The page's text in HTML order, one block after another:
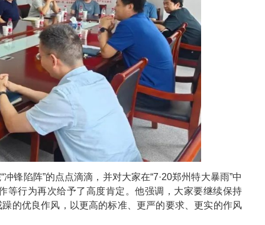
锋陷阵”的点点滴滴，并对大家在“7·20郑州特大暴雨”中
等行为再次给予了高度肯定。他强调，大家要继续保持
的优良作风，以更高的标准、更严的要求、更实的作风